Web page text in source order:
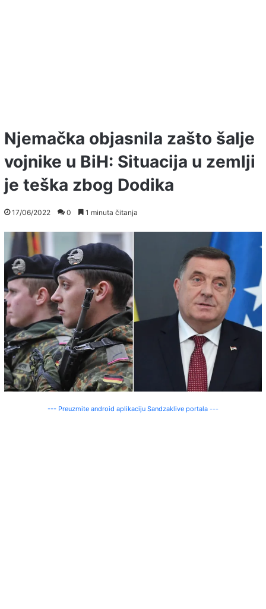
Njemačka objasnila zašto šalje
vojnike u BiH: Situacija u zemlji
je teška zbog Dodika
17/06/2022 0 1 minuta čitanja
--- Preuzmite android aplikaciju Sandzaklive portala ---